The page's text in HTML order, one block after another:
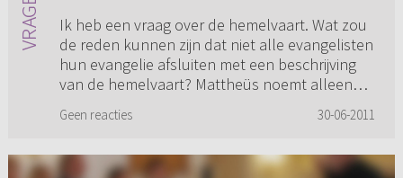
Ik heb een vraag over de hemelvaart. Wat zou
de reden kunnen zijn dat niet alle evangelisten
hun evangelie afsluiten met een beschrijving
van de hemelvaart? Mattheüs noemt alleen
Geen reacties 30-06-2011